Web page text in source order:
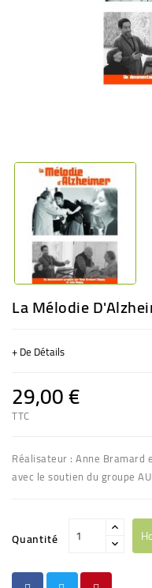
La Mélodie
+ De Détails
29,00 €
TTC
Réalisateur : Anne Bramard
avec le soutien du groupe
Quantité